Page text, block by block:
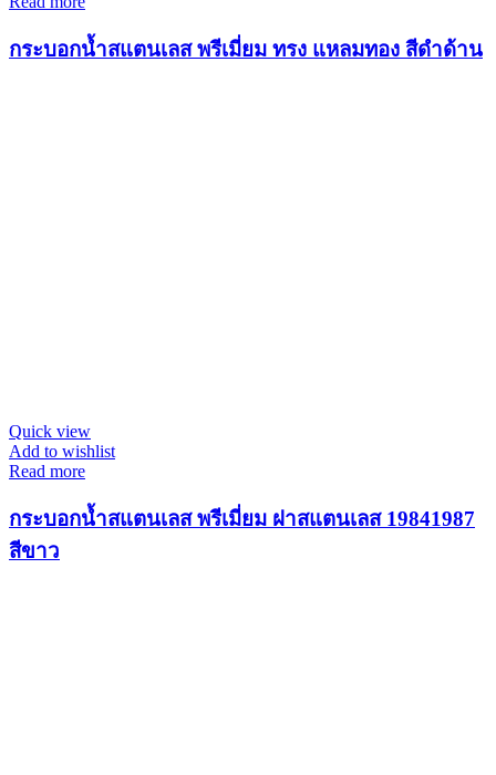
กระบอกน้ำสแตนเลส พรีเมี่ยม ทรง แหลมทอง สีดำด้าน
Quick view
Add to wishlist
Read more
กระบอกน้ำสแตนเลส พรีเมี่ยม ฝาสแตนเลส 19841987
สีขาว